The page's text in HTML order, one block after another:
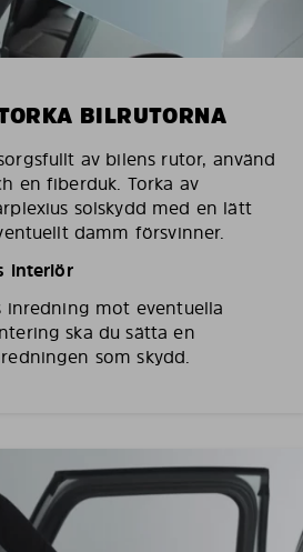
BILRUTORNA
av bilens rutor, använd
en fiberduk. Torka av
solskydd med en lätt
damm försvinner.
interiör
inredning mot eventuella
ska du sätta en
som skydd.